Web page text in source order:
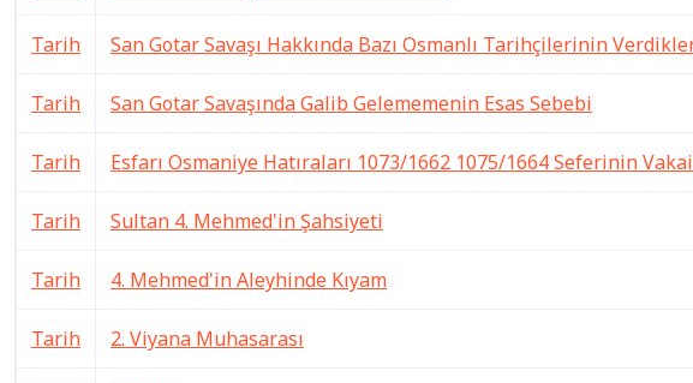
Tarih San Gotar Savaşı Hakkında Bazı Osmanlı Tarihçilerinin
Tarih San Gotar Savaşında Galib Gelememenin Esas Sebebi
Tarih Esfarı Osmaniye Hatıraları 1073/1662 1075/1664 Seferinin
Tarih Sultan 4. Mehmed'in Şahsiyeti
Tarih 4. Mehmed'in Aleyhinde Kıyam
Tarih 2. Viyana Muhasarası